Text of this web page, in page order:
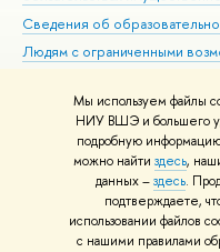
Мы используем файлы
НИУ ВШЭ и большего
подробную
можно найти здесь,
данных –здесь.
подтверждаете,
использовании файлов
с нашими правилами
Сведения об
Людям с ограниченными
Работа в Вышке
© НИУ ВШЭ 1993–2026
материалов Политика